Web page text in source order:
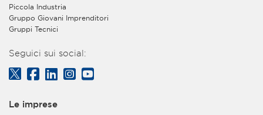
Piccola Industria
Gruppo Giovani Imprenditori
Gruppi Tecnici
Seguici sui social:
Le imprese